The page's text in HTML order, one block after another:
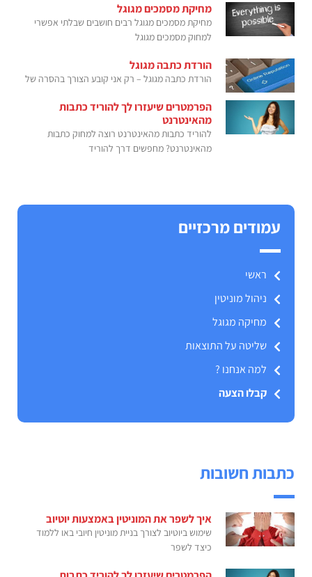
מחיקת מסמכים מגוגל
מחיקת מסמכים מגוגל רבים חושבים שבלתי אפשרי
למחוק מסמכים מגוגל
הורדת כתבה מגוגל
הורדת כתבה מגוגל – רק אני קובע הצורך בהסרה של
הפרמטרים שיעזרו לך להוריד כתבות
מהאינטרנט
להוריד כתבות מהאינטרנט רוצה למחוק כתבות
מהאינטרנט? מחפשים דרך להוריד
עמודים מרכזיים
ראשי
ניהול מוניטין
מחיקה מגוגל
שליטה על התוצאות
למה אנחנו ?
קבלו הצעה
כתבות חשובות
איך לשפר את המוניטין באמצעות יוטיוב
שימוש ביוטיוב לצורך בניית מוניטין חיובי באו ללמוד
כיצד לשפר